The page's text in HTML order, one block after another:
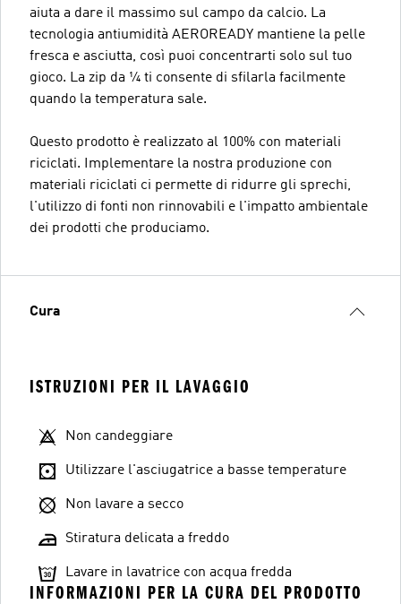
aiuta a dare il massimo sul campo da calcio. La
tecnologia antiumidità AEROREADY mantiene la pelle
fresca e asciutta, così puoi concentrarti solo sul tuo
gioco. La zip da ¼ ti consente di sfilarla facilmente
quando la temperatura sale.
Questo prodotto è realizzato al 100% con materiali
riciclati. Implementare la nostra produzione con
materiali riciclati ci permette di ridurre gli sprechi,
l'utilizzo di fonti non rinnovabili e l'impatto ambientale
dei prodotti che produciamo.
Cura
ISTRUZIONI PER IL LAVAGGIO
Non candeggiare
Utilizzare l'asciugatrice a basse temperature
Non lavare a secco
Stiratura delicata a freddo
Lavare in lavatrice con acqua fredda
INFORMAZIONI PER LA CURA DEL PRODOTTO